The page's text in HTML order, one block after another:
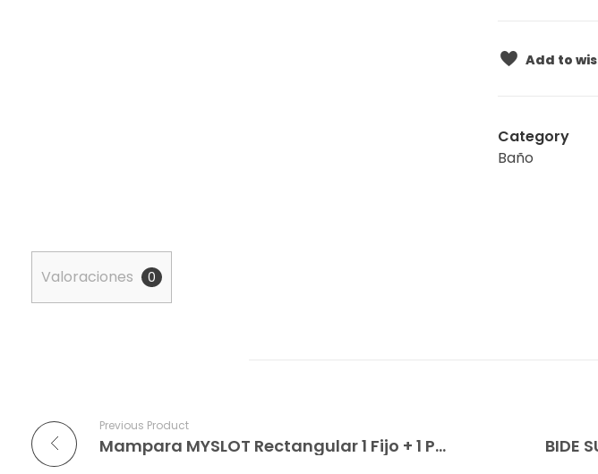
Add to
Category
Baño
Valoraciones 0
Previous Product
Mampara MYSLOT Rectangular 1 Fijo + 1 Puerta + 1 Fijo BIDE